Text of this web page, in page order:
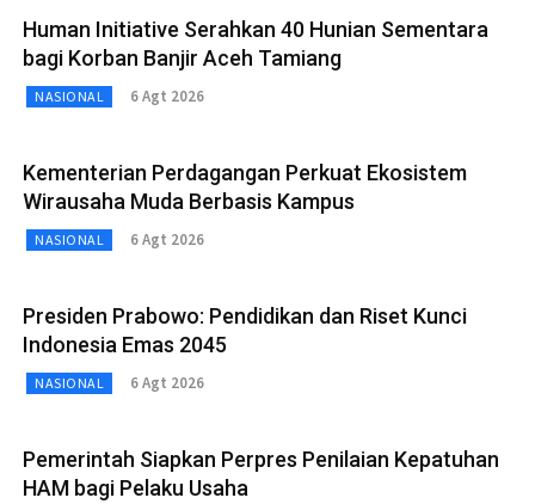
Human Initiative Serahkan 40 Hunian Sementara
bagi Korban Banjir Aceh Tamiang
NASIONAL 6 Agt 2026
Kementerian Perdagangan Perkuat Ekosistem
Wirausaha Muda Berbasis Kampus
NASIONAL 6 Agt 2026
Presiden Prabowo: Pendidikan dan Riset Kunci
Indonesia Emas 2045
NASIONAL 6 Agt 2026
Pemerintah Siapkan Perpres Penilaian Kepatuhan
HAM bagi Pelaku Usaha